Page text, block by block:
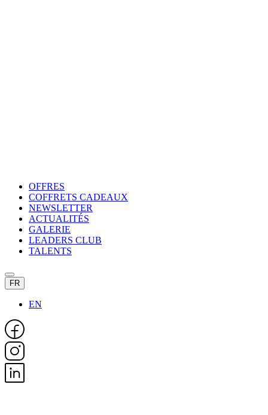
OFFRES
COFFRETS CADEAUX
NEWSLETTER
ACTUALITÉS
GALERIE
LEADERS CLUB
TALENTS
FR
EN